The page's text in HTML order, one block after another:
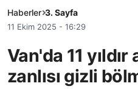
Haberler 3. Sayfa
11 Ekim 2025 - 16:29
Van'da 11
zanlısı gizli